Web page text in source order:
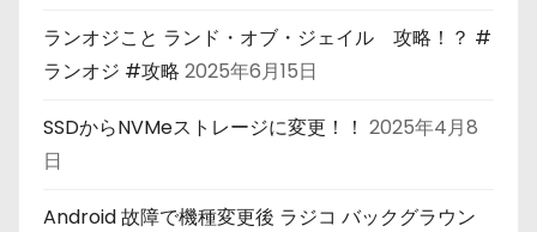
ランオジこと ランド・オブ・ジェイル 攻略！？ #
ランオジ #攻略 2025年6月15日
SSDからNVMeストレージに変更！！ 2025年4月8
日
Android 故障で機種変更後 ラジコ バックグラウン